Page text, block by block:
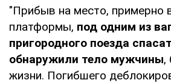
"Прибыв на место, примерно
платформы, под одним из
пригородного поезда
обнаружили тело мужчины,
жизни. Погибшего